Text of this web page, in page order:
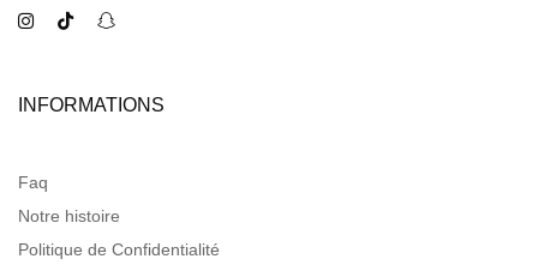
INFORMATIONS
Faq
Notre histoire
Politique de Confidentialité